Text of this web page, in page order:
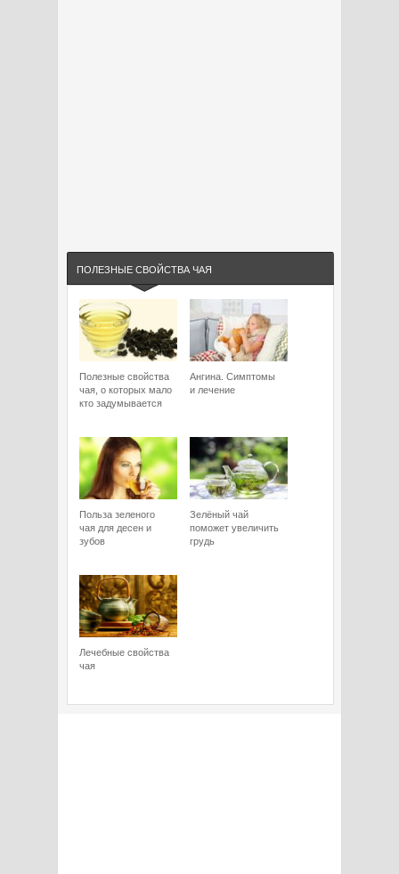
ПОЛЕЗНЫЕ СВОЙСТВА ЧАЯ
Полезные свойства
чая, о которых мало
кто задумывается
Ангина. Симптомы
и лечение
Польза зеленого
чая для десен и
зубов
Зелёный чай
поможет увеличить
грудь
Лечебные свойства
чая